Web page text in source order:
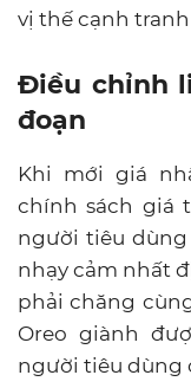
vị thế cạnh
Điều chỉnh
đoạn
Khi mới giá
chính sách giá
người tiêu
nhạy cảm nhất
phải chăng
Oreo giành
người tiêu dùng